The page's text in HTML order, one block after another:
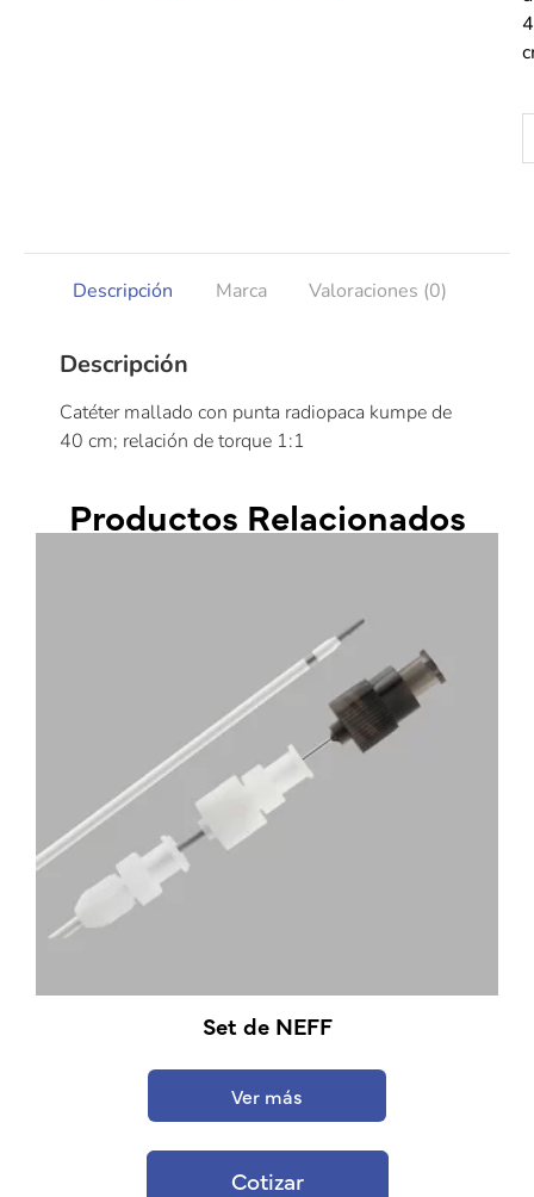
Descripción Marca Valoraciones (0)
Descripción
Catéter mallado con punta radiopaca kumpe de
40 cm; relación de torque 1:1
Productos Relacionados
Set de NEFF
Ver más
Cotizar